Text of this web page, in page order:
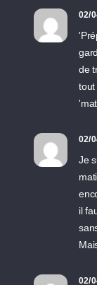
02/
de
02/
Je
il
02/